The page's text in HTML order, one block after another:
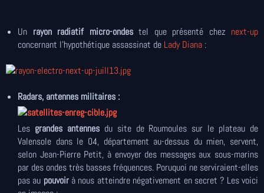
Un rayon radiatif micro-ondestel que présenté chez next-up
concernant l'hypothétique assassinat de Lady Diana :
Radars, antennes militaires :
Les grandes antennesdu site de Roumoules sur le plateau de
Valensole dans le 04, département au-dessus du mien, servent,
selon Jean-Pierre Petit, à envoyer des messages aux sous-marins
par des ondes très basses fréquences. Poruquoi ne serviraient-elles
pas au pouvoirà nous atteindre négativement en secret ? Les voici